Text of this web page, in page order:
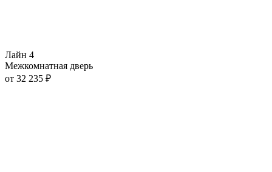
Лайн 4
Межкомнатная дверь
от 32 235 ₽